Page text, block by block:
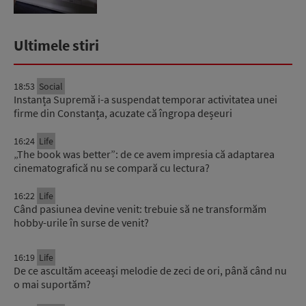
Ultimele stiri
18:53 Social
Instanța Supremă i-a suspendat temporar activitatea unei
firme din Constanța, acuzate că îngropa deșeuri
16:24 Life
„The book was better”: de ce avem impresia că adaptarea
cinematografică nu se compară cu lectura?
16:22 Life
Când pasiunea devine venit: trebuie să ne transformăm
hobby-urile în surse de venit?
16:19 Life
De ce ascultăm aceeași melodie de zeci de ori, până când nu
o mai suportăm?